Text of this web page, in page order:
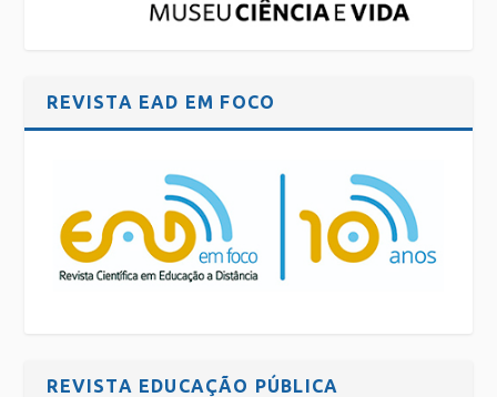
REVISTA EAD EM FOCO
REVISTA EDUCAÇÃO PÚBLICA